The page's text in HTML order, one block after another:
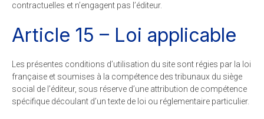
contractuelles et n’engagent pas l’éditeur.
Article 15 – Loi applicable
Les présentes conditions d’utilisation du site sont régies par la loi
française et soumises à la compétence des tribunaux du siège
social de l’éditeur, sous réserve d’une attribution de compétence
spécifique découlant d’un texte de loi ou réglementaire particulier.